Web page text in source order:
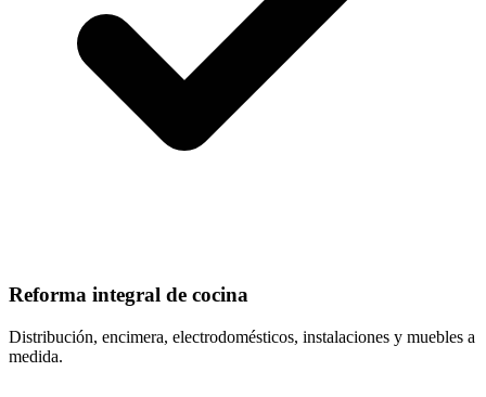
Reforma integral de cocina
Distribución, encimera, electrodomésticos, instalaciones y muebles a
medida.